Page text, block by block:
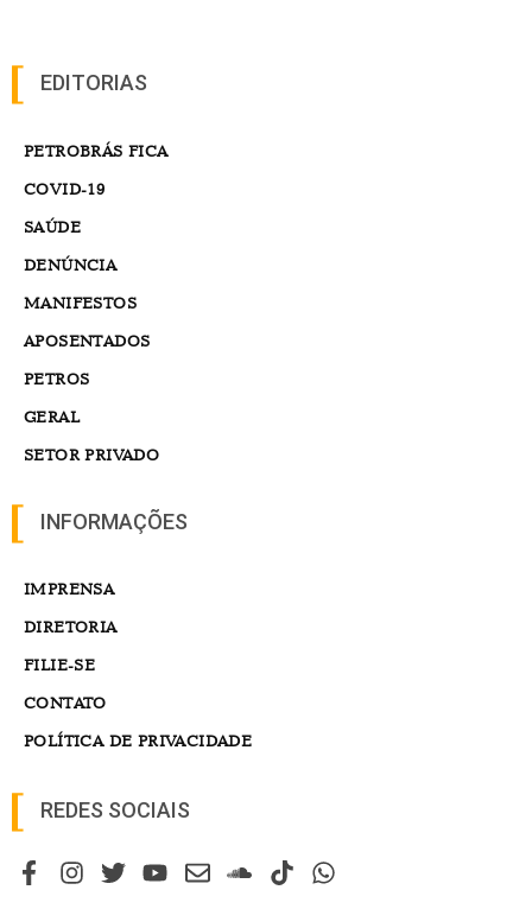
EDITORIAS
PETROBRÁS FICA
COVID-19
SAÚDE
DENÚNCIA
MANIFESTOS
APOSENTADOS
PETROS
GERAL
SETOR PRIVADO
INFORMAÇÕES
IMPRENSA
DIRETORIA
FILIE-SE
CONTATO
POLÍTICA DE PRIVACIDADE
REDES SOCIAIS